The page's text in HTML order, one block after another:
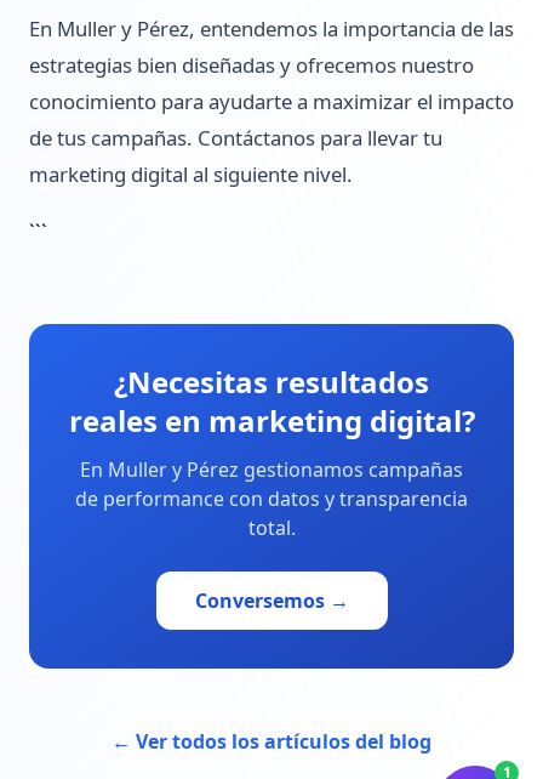
En Muller y Pérez, entendemos la importancia de las
estrategias bien diseñadas y ofrecemos nuestro
conocimiento para ayudarte a maximizar el impacto
de tus campañas. Contáctanos para llevar tu
marketing digital al siguiente nivel.
```
¿Necesitas resultados
reales en marketing digital?
En Muller y Pérez gestionamos campañas
de performance con datos y transparencia
total.
Conversemos →
← Ver todos los artículos del blog
1